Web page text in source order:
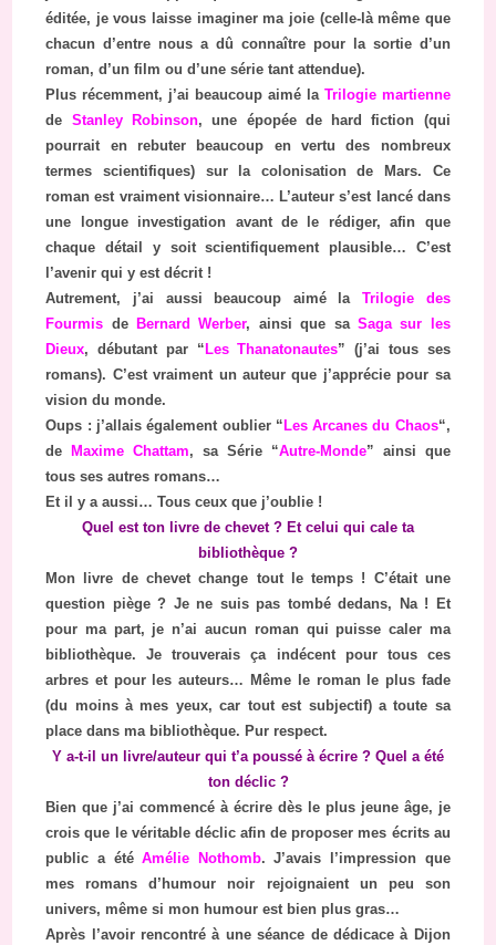
éditée, je vous laisse imaginer ma joie (celle-là même que
chacun d’entre nous a dû connaître pour la sortie d’un
roman, d’un film ou d’une série tant attendue).
Plus récemment, j’ai beaucoup aimé la Trilogie martienne
de Stanley Robinson, une épopée de hard fiction (qui
pourrait en rebuter beaucoup en vertu des nombreux
termes scientifiques) sur la colonisation de Mars. Ce
roman est vraiment visionnaire… L’auteur s’est lancé dans
une longue investigation avant de le rédiger, afin que
chaque détail y soit scientifiquement plausible… C’est
l’avenir qui y est décrit !
Autrement, j’ai aussi beaucoup aimé laTrilogie des
Fourmis de Bernard Werber, ainsi que saSaga sur les
Dieux, débutant par “ Les Thanatonautes” (j’ai tous ses
romans). C’est vraiment un auteur que j’apprécie pour sa
vision du monde.
Oups : j’allais également oublier “ Les Arcanes du Chaos“,
de
Maxime Chattam, sa Série “Autre-Monde” ainsi que
tous ses autres romans…
Et il y a aussi… Tous ceux que j’oublie !
Quel est ton livre de chevet ? Et celui qui cale ta
bibliothèque ?
Mon livre de chevet change tout le temps ! C’était une
question piège ? Je ne suis pas tombé dedans, Na ! Et
pour ma part, je n’ai aucun roman qui puisse caler ma
bibliothèque. Je trouverais ça indécent pour tous ces
arbres et pour les auteurs… Même le roman le plus fade
(du moins à mes yeux, car tout est subjectif) a toute sa
place dans ma bibliothèque. Pur respect.
Y a-t-il un livre/auteur qui t’a poussé à écrire ? Quel a été
ton déclic ?
Bien que j’ai commencé à écrire dès le plus jeune âge, je
crois que le véritable déclic afin de proposer mes écrits au
public a étéAmélie Nothomb. J’avais l’impression que
mes romans d’humour noir rejoignaient un peu son
univers, même si mon humour est bien plus gras…
Après l’avoir rencontré à une séance de dédicace à Dijon